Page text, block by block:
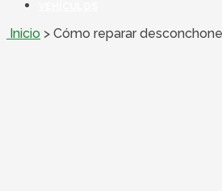
Inicio > Cómo reparar